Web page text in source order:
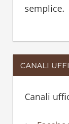
semplice.
CANALI
Canali